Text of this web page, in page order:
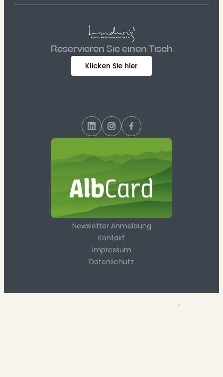
Reservieren Sie einen Tisch
Klicken Sie hier
Newsletter Anmeldung
Kontakt
Impressum
Datenschutz